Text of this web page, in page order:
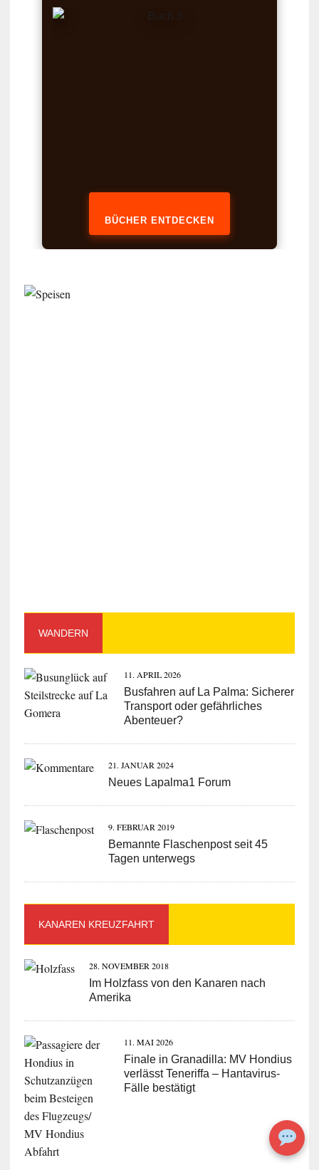
BÜCHER ENTDECKEN
WANDERN
11. APRIL 2026
Busfahren auf La Palma: Sicherer
Transport oder gefährliches
Abenteuer?
21. JANUAR 2024
Neues Lapalma1 Forum
9. FEBRUAR 2019
Bemannte Flaschenpost seit 45
Tagen unterwegs
KANAREN KREUZFAHRT
28. NOVEMBER 2018
Im Holzfass von den Kanaren nach
Amerika
11. MAI 2026
Finale in Granadilla: MV Hondius
verlässt Teneriffa – Hantavirus-
Fälle bestätigt